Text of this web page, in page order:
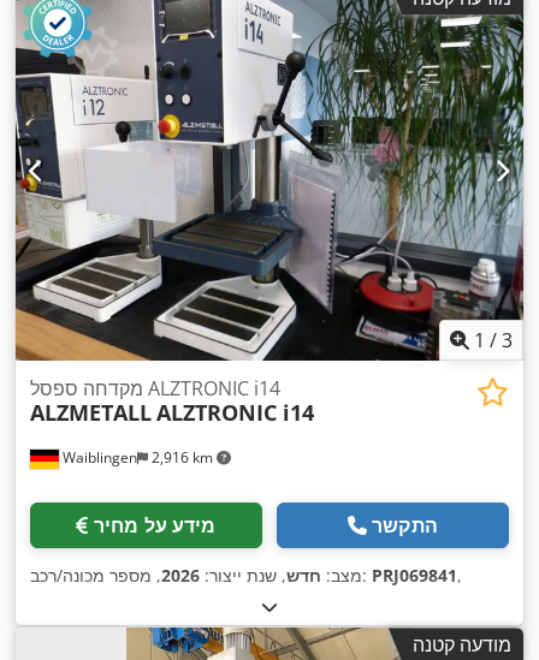
1 /3
Waiblingen 2,916 km
מקדחה ספסל ALZTRONIC i14
ALZMETALLALZTRONIC i14
מידע על מחיר התקשר
מצב: חדש, שנת ייצור: 2026 , מספר מכונה/רכב: PRJ069841,
מודעה קטנה